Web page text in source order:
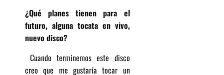
¿Qué planes tienen para el
futuro, alguna tocata en vivo,
nuevo disco?
Cuando terminemos este disco
creo que me gustaría tocar un